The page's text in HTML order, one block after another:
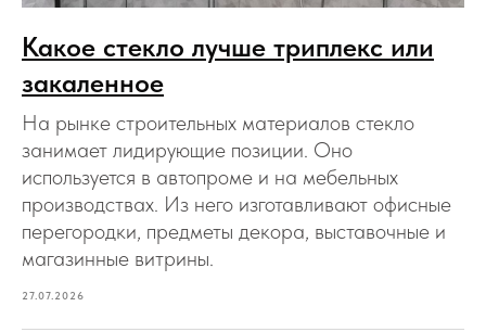
Какое стекло лучше триплекс или
закаленное
На рынке строительных материалов стекло
занимает лидирующие позиции. Оно
используется в автопроме и на мебельных
производствах. Из него изготавливают офисные
перегородки, предметы декора, выставочные и
магазинные витрины.
27.07.2026